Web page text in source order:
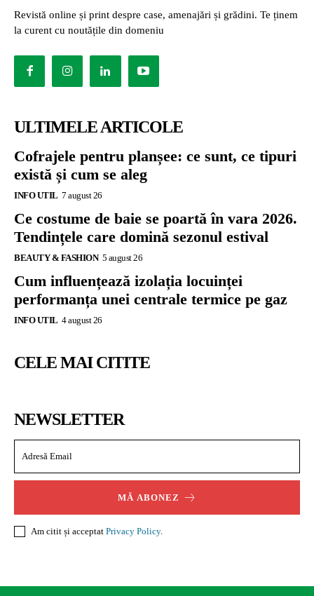
Revistă online și print despre case, amenajări și grădini. Te ținem
la curent cu noutățile din domeniu
ULTIMELE ARTICOLE
Cofrajele pentru planșee: ce sunt, ce tipuri
există și cum se aleg
INFO UTIL 7 august 26
Ce costume de baie se poartă în vara 2026.
Tendințele care domină sezonul estival
BEAUTY & FASHION 5 august 26
Cum influențează izolația locuinței
performanța unei centrale termice pe gaz
INFO UTIL 4 august 26
CELE MAI CITITE
NEWSLETTER
MĂ ABONEZ
Am citit și acceptat Privacy Policy.